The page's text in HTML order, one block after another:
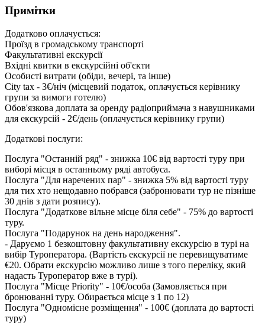
Примітки
Додатково оплачується:
Проїзд в громадському транспорті
Факультативні екскурсії
Вхідні квитки в екскурсійні об'єкти
Особисті витрати (обіди, вечері, та інше)
City tax - 3€/ніч (місцевий податок, оплачується керівнику
групи за вимоги готелю)
Обов'язкова доплата за оренду радіоприймача з навушниками
для екскурсій - 2€/день (оплачується керівнику групи)
Додаткові послуги:
Послуга "Останній ряд" - знижка 10€ від вартості туру при
виборі місця в останньому ряді автобуса.
Послуга "Для наречених пар" - знижка 5% від вартості туру
для тих хто нещодавно побрався (забронювати тур не пізніше
30 днів з дати розпису).
Послуга "Додаткове вільне місце біля себе" - 75% до вартості
туру.
Послуга "Подарунок на день народження".
- Даруємо 1 безкоштовну факультативну екскурсію в турі на
вибір Туроператора. (Вартість екскурсії не перевищуватиме
€20. Обрати екскурсію можливо лише з того переліку, який
надасть Туроператор вже в турі).
Послуга "Місце Priority" - 10€/особа (Замовляється при
бронюванні туру. Обирається місце з 1 по 12)
Послуга "Одномісне розміщення" - 100€ (доплата до вартості
туру)